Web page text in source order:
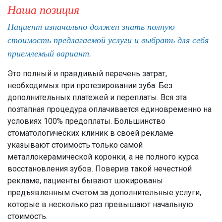
Наша позиция
Пациент изначально должен знать полную
стоимость предлагаемой услуги и выбрать для себя
приемлемый вариант.
Это полный и правдивый перечень затрат,
необходимых при протезировании зуба. Без
дополнительных платежей и переплаты. Вся эта
поэтапная процедура оплачивается единовременно на
условиях 100% предоплаты. Большинство
стоматологических клиник в своей рекламе
указывают стоимость только самой
металлокерамической коронки, а не полного курса
восстановления зубов. Поверив такой нечестной
рекламе, пациенты бывают шокированы
предъявленным счетом за дополнительные услуги,
которые в несколько раз превышают начальную
стоимость.